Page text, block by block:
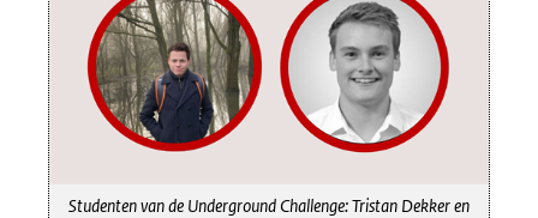
Studenten van de Underground Challenge: Tristan Dekker en